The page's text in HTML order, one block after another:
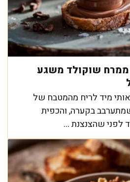
ממרח שוקולד משגע
מיד לריח מהמטבח של
בקערה, והכפית
לפני שהצנצנת ...